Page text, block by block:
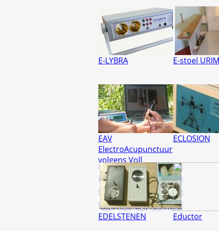
E-LYBRA E-stoel URIM
EAV
ElectroAcupunctuur
volgens Voll
ECLOSION
EDELSTENEN Eductor